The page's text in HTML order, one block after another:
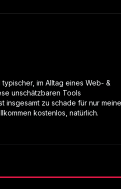
im Alltag eines Web- &
unschätzbaren Tools
insgesamt zu schade für nur
kostenlos, natürlich.